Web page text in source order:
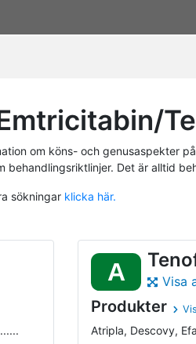
om köns- och genusaspekter
Det är alltid
sökningar klicka här.
A Visa
Produkter
Atripla, Descovy,